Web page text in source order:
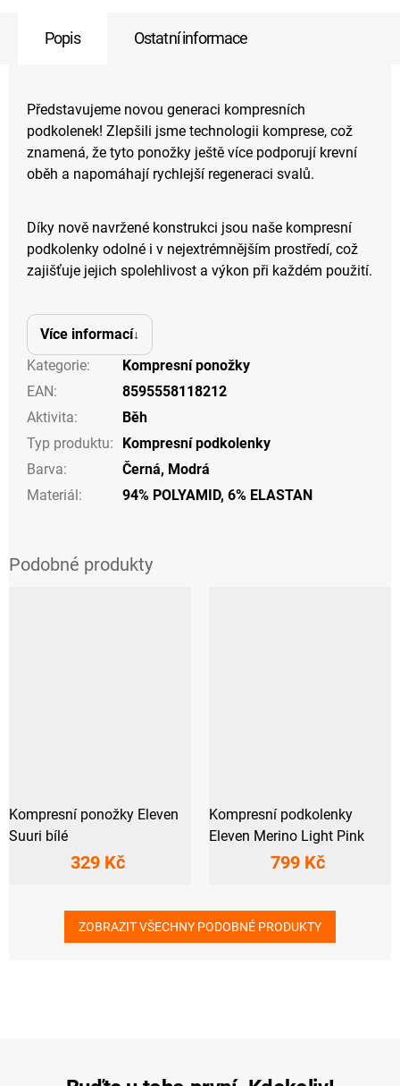
Popis Ostatní informace
Představujeme novou generaci kompresních
podkolenek! Zlepšili jsme technologii komprese, což
znamená, že tyto ponožky ještě více podporují krevní
oběh a napomáhají rychlejší regeneraci svalů.
Díky nově navržené konstrukci jsou naše kompresní
podkolenky odolné i v nejextrémnějším prostředí, což
zajišťuje jejich spolehlivost a výkon při každém použití.
Více informací
Kategorie:
Kompresní ponožky
EAN:
8595558118212
Aktivita:
Běh
Typ produktu:
Kompresní podkolenky
Barva: Černá, Modrá
Materiál: 94% POLYAMID, 6% ELASTAN
Kompresní ponožky Eleven
Suuri bílé
329 Kč
Kompresní podkolenky
Eleven Merino Light Pink
799 Kč
ZOBRAZIT VŠECHNY PODOBNÉ PRODUKTY